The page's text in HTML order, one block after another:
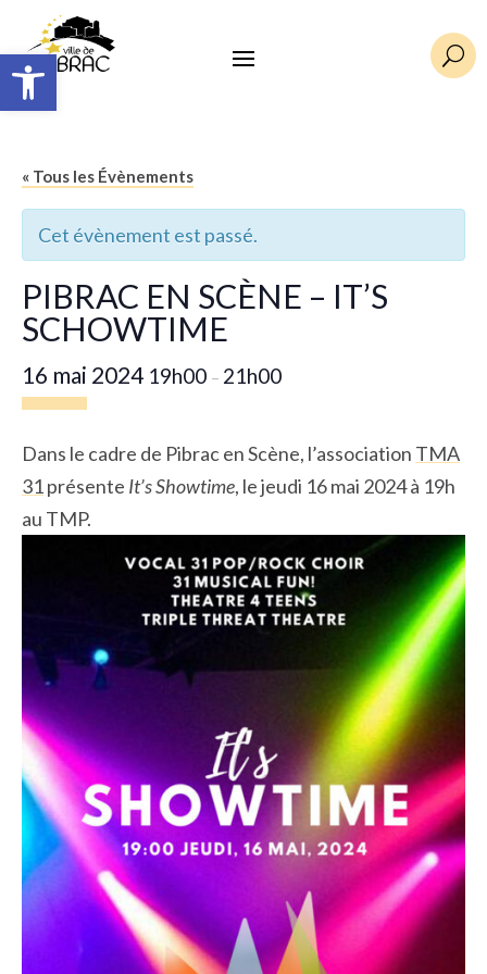
Ouvrir la barre d’outils U
« Tous les Évènements
Cet évènement est passé.
PIBRAC EN SCÈNE – IT’S
SCHOWTIME
16 mai 2024 19h00 – 21h00
Dans le cadre de Pibrac en Scène, l’association TMA
31présente It’s Showtime, le jeudi 16 mai 2024 à 19h
au TMP.